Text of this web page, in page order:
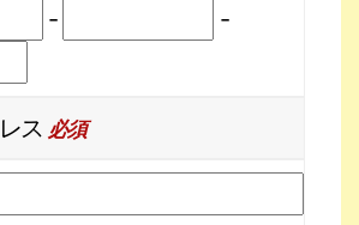
- -
ス 必須